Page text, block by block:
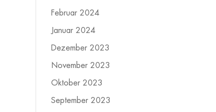
Februar 2024
Januar 2024
Dezember 2023
November 2023
Oktober 2023
September 2023